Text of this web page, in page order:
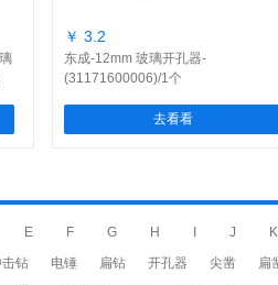
￥ 3.2
东成-12mm 玻璃开孔器-
(31171600006)/1个
去看看
E F G H J
K
钻 电锤 扁钻 开孔器 尖凿
扁